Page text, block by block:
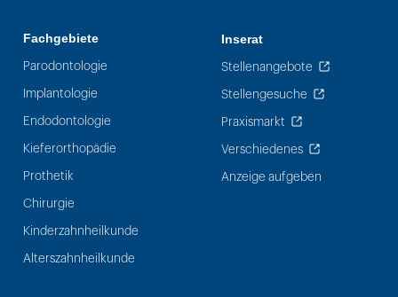
Fachgebiete
Parodontologie
Implantologie
Endodontologie
Kieferorthopädie
Prothetik
Chirurgie
Kinderzahnheilkunde
Alterszahnheilkunde
Inserat
Stellenangebote
Stellengesuche
Praxismarkt
Verschiedenes
Anzeige aufgeben